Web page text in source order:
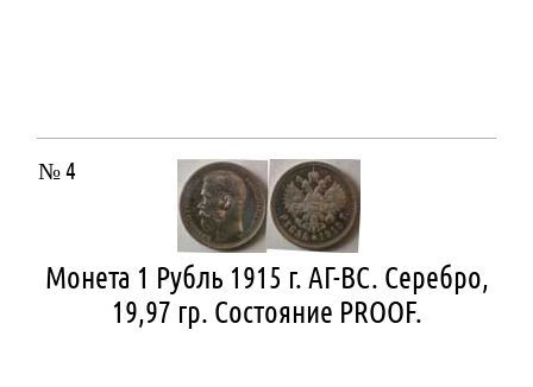
№ 4
Монета 1 Рубль 1915 г. АГ-ВС. Серебро,
19,97 гр. Состояние РROOF.